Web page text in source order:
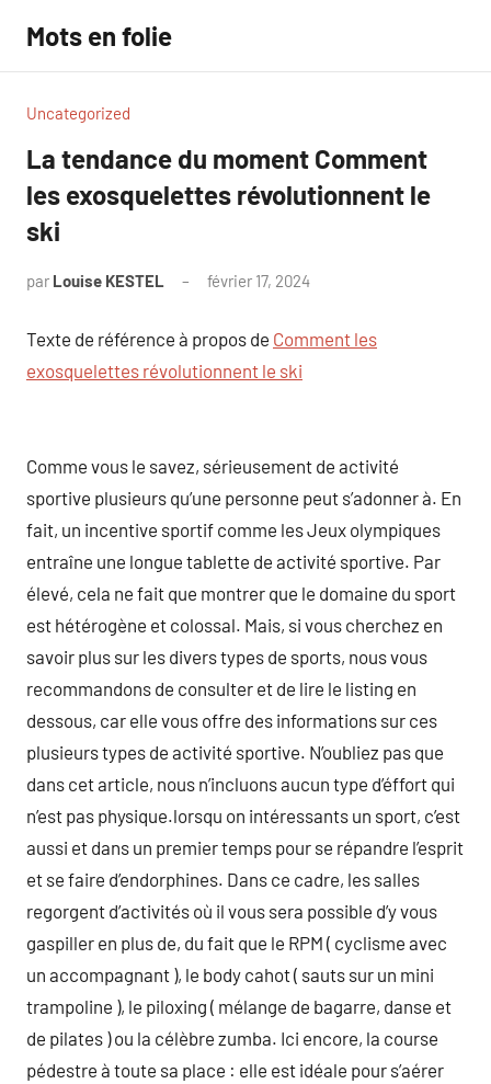
contenu
Mots en folie
Uncategorized
La tendance du moment Comment
les exosquelettes révolutionnent le
ski
par Louise KESTEL février 17, 2024
Texte de référence à propos de Comment les
exosquelettes révolutionnent le ski
Comme vous le savez, sérieusement de activité
sportive plusieurs qu’une personne peut s’adonner à. En
fait, un incentive sportif comme les Jeux olympiques
entraîne une longue tablette de activité sportive. Par
élevé, cela ne fait que montrer que le domaine du sport
est hétérogène et colossal. Mais, si vous cherchez en
savoir plus sur les divers types de sports, nous vous
recommandons de consulter et de lire le listing en
dessous, car elle vous offre des informations sur ces
plusieurs types de activité sportive. N’oubliez pas que
dans cet article, nous n’incluons aucun type d’éffort qui
n’est pas physique.lorsqu on intéressants un sport, c’est
aussi et dans un premier temps pour se répandre l’esprit
et se faire d’endorphines. Dans ce cadre, les salles
regorgent d’activités où il vous sera possible d’y vous
gaspiller en plus de, du fait que le RPM ( cyclisme avec
un accompagnant ), le body cahot ( sauts sur un mini
trampoline ), le piloxing ( mélange de bagarre, danse et
de pilates ) ou la célèbre zumba. Ici encore, la course
pédestre à toute sa place : elle est idéale pour s’aérer